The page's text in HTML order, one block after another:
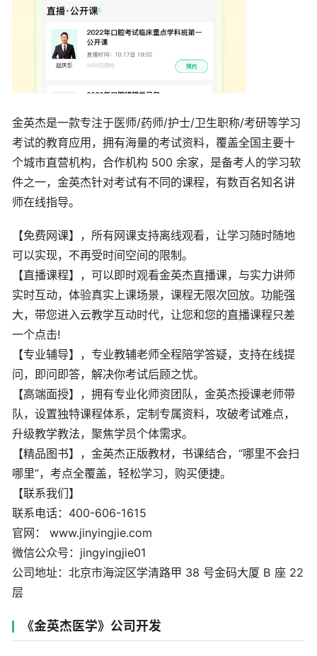
金英杰是一款专注于医师/药师/护士/卫生职称/考研等学习
考试的教育应用，拥有海量的考试资料，覆盖全国主要十
个城市直营机构，合作机构 500 余家，是备考人的学习软
件之一，金英杰针对考试有不同的课程，有数百名知名讲
师在线指导。
【免费网课】，所有网课支持离线观看，让学习随时随地
可以实现，不再受时间空间的限制。
【直播课程】，可以即时观看金英杰直播课，与实力讲师
实时互动，体验真实上课场景，课程无限次回放。功能强
大，带您进入云教学互动时代，让您和您的直播课程只差
一个点击!
【专业辅导】，专业教辅老师全程陪学答疑，支持在线提
问，即问即答，解决你考试后顾之忧。
【高端面授】，拥有专业化师资团队，金英杰授课老师带
队，设置独特课程体系，定制专属资料，攻破考试难点，
升级教学教法，聚焦学员个体需求。
【精品图书】，金英杰正版教材，书课结合，“哪里不会扫
哪里”，考点全覆盖，轻松学习，购买便捷。
【联系我们】
联系电话：400-606-1615
官网： www.jinyingjie.com
微信公众号：jingyingjie01
公司地址：北京市海淀区学清路甲 38 号金码大厦 B 座 22
层
《金英杰医学》公司开发